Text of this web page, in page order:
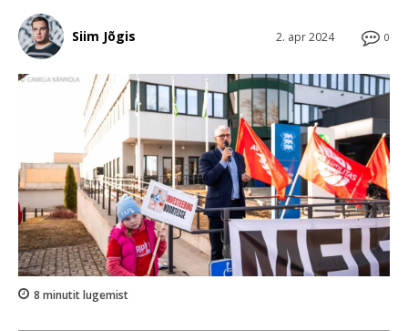
0
2. apr 2024
Siim Jõgis
8 minutit lugemist